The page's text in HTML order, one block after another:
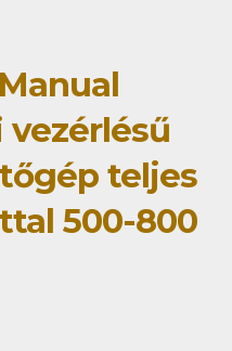
vezérlésű
teljes
500-800